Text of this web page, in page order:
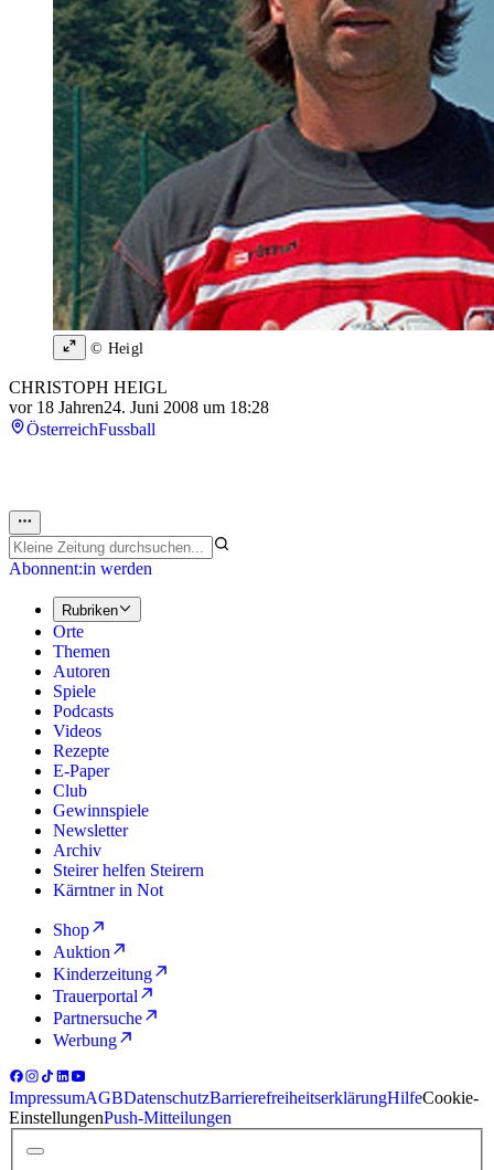
© Heigl
CHRISTOPH HEIGL
vor 18 Jahren24. Juni 2008 um 18:28
ÖsterreichFussball
Abonnent:in werden
Rubriken
Orte
Themen
Autoren
Spiele
Podcasts
Videos
Rezepte
E-Paper
Club
Gewinnspiele
Newsletter
Archiv
Steirer helfen Steirern
Kärntner in Not
Shop
Auktion
Kinderzeitung
Trauerportal
Partnersuche
Werbung
ImpressumAGBDatenschutzBarrierefreiheitserklärungHilfeCookie-
EinstellungenPush-Mitteilungen